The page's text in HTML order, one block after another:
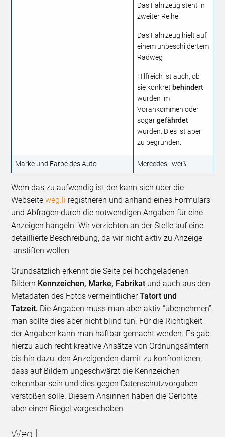
Das Fahrzeug steht in
zweiter Reihe.
Das Fahrzeug hielt auf
einem unbeschildertem
Radweg
Hilfreich ist auch, ob
sie konkret behindert
wurden im
Vorankommen oder
sogargefährdet
wurden. Dies ist aber
zu begründen.
Marke und Farbe des Auto Mercedes, weiß
Wem das zu aufwendig ist der kann sich über die
Webseiteweg.li registrieren und anhand eines Formulars
und Abfragen durch die notwendigen Angaben für eine
Anzeigen hangeln. Wir verzichten an der Stelle auf eine
detaillierte Beschreibung, da wir nicht aktiv zu Anzeige
anstiften wollen
Grundsätzlich erkennt die Seite bei hochgeladenen
Bildern Kennzeichen, Marke, Fabrikat und auch aus den
Metadaten des Fotos vermeintlicherTatort und
Tatzeit. Die Angaben muss man aber aktiv “übernehmen”,
man sollte dies aber nicht blind tun. Für die Richtigkeit
der Angaben kann man haftbar gemacht werden. Es gab
hierzu auch recht kreative Ansätze von Ordnungsämtern
bis hin dazu, den Anzeigenden damit zu konfrontieren,
dass auf Bildern ungeschwärzt die Kennzeichen
erkennbar sein und dies gegen Datenschutzvorgaben
verstoßen solle. Diesem Ansinnen haben die Gerichte
aber einen Riegel vorgeschoben.
Weg.li